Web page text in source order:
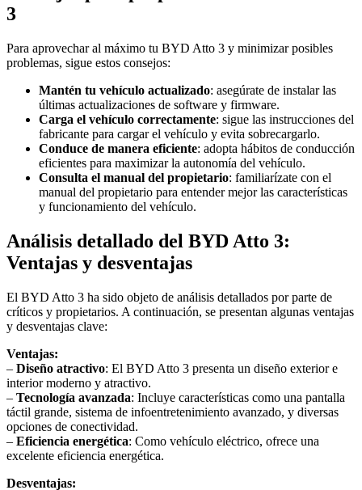
3
Para aprovechar al máximo tu BYD Atto 3 y minimizar posibles
problemas, sigue estos consejos:
Mantén tu vehículo actualizado: asegúrate de instalar las
últimas actualizaciones de software y firmware.
Carga el vehículo correctamente: sigue las instrucciones del
fabricante para cargar el vehículo y evita sobrecargarlo.
Conduce de manera eficiente: adopta hábitos de conducción
eficientes para maximizar la autonomía del vehículo.
Consulta el manual del propietario: familiarízate con el
manual del propietario para entender mejor las características
y funcionamiento del vehículo.
Análisis detallado del BYD Atto 3:
Ventajas y desventajas
El BYD Atto 3 ha sido objeto de análisis detallados por parte de
críticos y propietarios. A continuación, se presentan algunas ventajas
y desventajas clave:
Ventajas:
– Diseño atractivo: El BYD Atto 3 presenta un diseño exterior e
interior moderno y atractivo.
– Tecnología avanzada: Incluye características como una pantalla
táctil grande, sistema de infoentretenimiento avanzado, y diversas
opciones de conectividad.
– Eficiencia energética: Como vehículo eléctrico, ofrece una
excelente eficiencia energética.
Desventajas: